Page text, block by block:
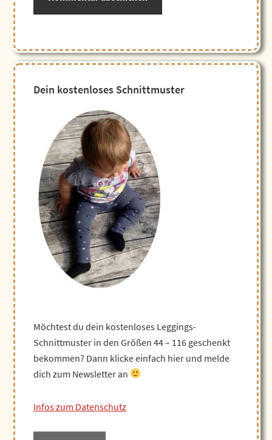
Seitenspalte
Dein kostenloses Schnittmuster
Möchtest du dein kostenloses Leggings-
Schnittmuster in den Größen 44 – 116 geschenkt
bekommen? Dann klicke einfach hier und melde
dich zum Newsletter an
Infos zum Datenschutz